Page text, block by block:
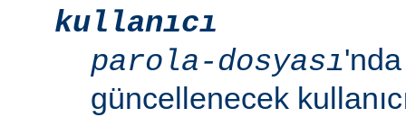
kullanıcı
parola-dosyası
güncellenecek